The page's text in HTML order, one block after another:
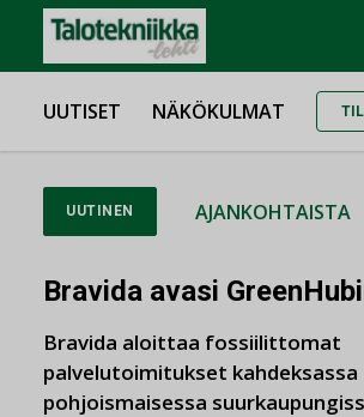
UUTISET NÄKÖKULMAT
UUTINEN AJANKOHTAISTA
Bravida avasi
Bravida aloittaa fossiilittomat
palvelutoimitukset kahdeksassa
pohjoismaisessa